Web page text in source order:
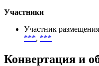
Участники
Участник размещения
***, ***
Конвертация и